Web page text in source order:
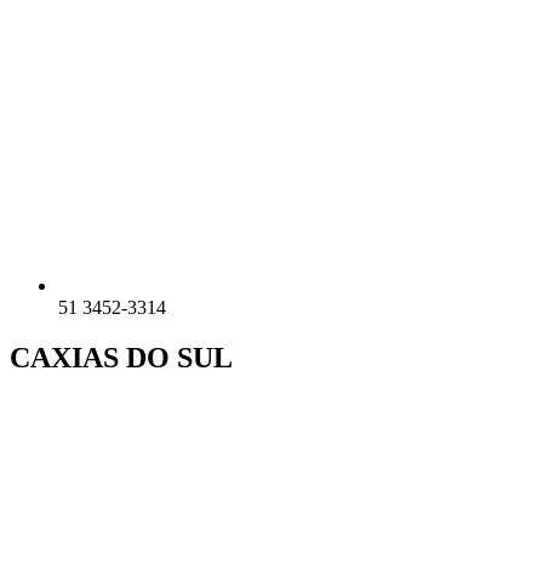
51 3452-3314
CAXIAS DO SUL